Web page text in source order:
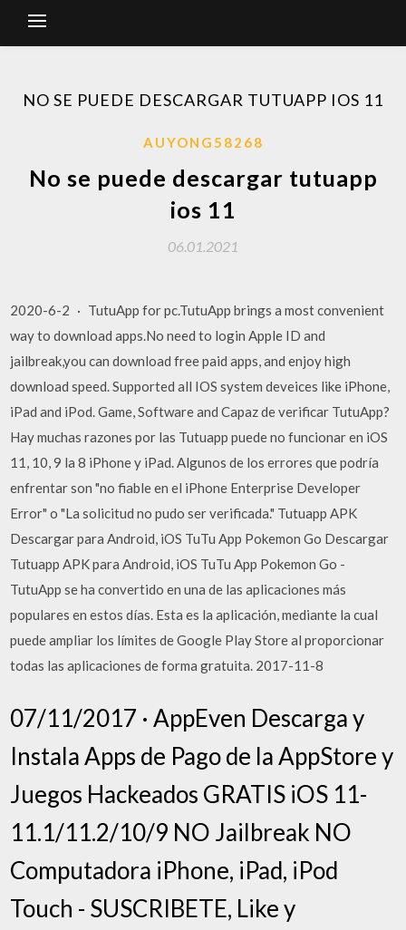
NO SE PUEDE DESCARGAR TUTUAPP IOS 11
AUYONG58268
No se puede descargar tutuapp
ios 11
06.01.2021
2020-6-2 · TutuApp for pc.TutuApp brings a most convenient
way to download apps.No need to login Apple ID and
jailbreak,you can download free paid apps, and enjoy high
download speed. Supported all IOS system deveices like iPhone,
iPad and iPod. Game, Software and Capaz de verificar TutuApp?
Hay muchas razones por las Tutuapp puede no funcionar en iOS
11, 10, 9 la 8 iPhone y iPad. Algunos de los errores que podría
enfrentar son "no fiable en el iPhone Enterprise Developer
Error" o "La solicitud no pudo ser verificada." Tutuapp APK
Descargar para Android, iOS TuTu App Pokemon Go Descargar
Tutuapp APK para Android, iOS TuTu App Pokemon Go -
TutuApp se ha convertido en una de las aplicaciones más
populares en estos días. Esta es la aplicación, mediante la cual
puede ampliar los límites de Google Play Store al proporcionar
todas las aplicaciones de forma gratuita. 2017-11-8
07/11/2017 · AppEven Descarga y
Instala Apps de Pago de la AppStore y
Juegos Hackeados GRATIS iOS 11-
11.1/11.2/10/9 NO Jailbreak NO
Computadora iPhone, iPad, iPod
Touch - SUSCRIBETE, Like y